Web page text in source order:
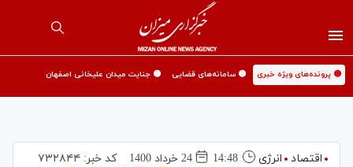
🟡 پرونده‌های ویژه خبری 🟡 سامانه‌های قضایی 🟡 جنایت میدان علیخانی اصفهان
اقتصاد انرژی 14:48 24 خرداد 1400 کد خبر: ۷۳۲۸۴۴